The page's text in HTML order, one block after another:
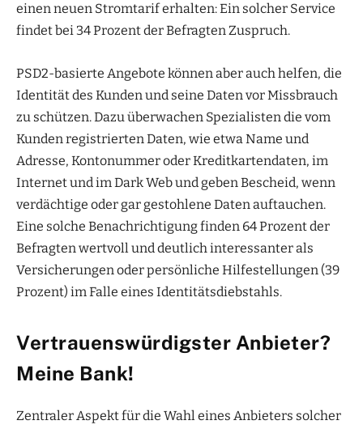
einen neuen Stromtarif erhalten: Ein solcher Service
findet bei 34 Prozent der Befragten Zuspruch.
PSD2-basierte Angebote können aber auch helfen, die
Identität des Kunden und seine Daten vor Missbrauch
zu schützen. Dazu überwachen Spezialisten die vom
Kunden registrierten Daten, wie etwa Name und
Adresse, Kontonummer oder Kreditkartendaten, im
Internet und im Dark Web und geben Bescheid, wenn
verdächtige oder gar gestohlene Daten auftauchen.
Eine solche Benachrichtigung finden 64 Prozent der
Befragten wertvoll und deutlich interessanter als
Versicherungen oder persönliche Hilfestellungen (39
Prozent) im Falle eines Identitätsdiebstahls.
Vertrauenswürdigster Anbieter?
Meine Bank!
Zentraler Aspekt für die Wahl eines Anbieters solcher